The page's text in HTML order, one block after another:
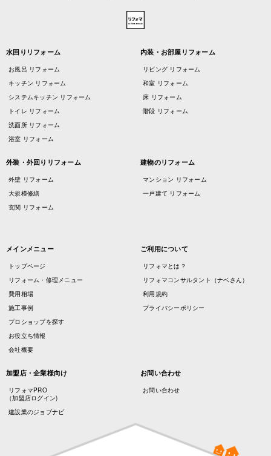
水回りリフォーム
お風呂 リフォーム
キッチン リフォーム
システムキッチン リフォーム
トイレ リフォーム
洗面所 リフォーム
浴室 リフォーム
内装・お部屋リフォーム
リビング リフォーム
和室 リフォーム
床 リフォーム
階段 リフォーム
外装・外回りリフォーム
外壁 リフォーム
大規模修繕
玄関 リフォーム
建物のリフォーム
マンション リフォーム
一戸建て リフォーム
メインメニュー
トップページ
リフォーム・修理メニュー
費用相場
施工事例
プロショップを探す
お役立ち情報
会社概要
ご利用について
リフォマとは？
リフォマコンサルタント（ナベさん）
利用規約
プライバシーポリシー
加盟店・企業様向け
リフォマPRO
（加盟店ログイン)
建設業のジョブナビ
お問い合わせ
お問い合わせ